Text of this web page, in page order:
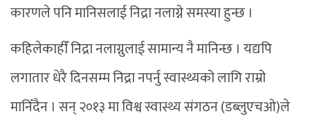
कारणले पनि मानिसलाई निद्रा नलाग्ने समस्या हुन्छ ।
कहिलेकाहीँ निद्रा नलाग्नुलाई सामान्य नै मानिन्छ । यद्यपि
लगातार धेरै दिनसम्म निद्रा नपर्नु स्वास्थ्यको लागि राम्रो
मानिँदैन । सन् २०१३ मा विश्व स्वास्थ्य संगठन (डब्लुएचओ)ले